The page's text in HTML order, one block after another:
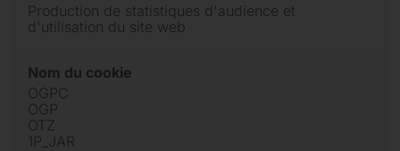
Production de statistiques d'audience et
d'utilisation du site web
Nom du cookie
OGPC
OGP
OTZ
1P_JAR